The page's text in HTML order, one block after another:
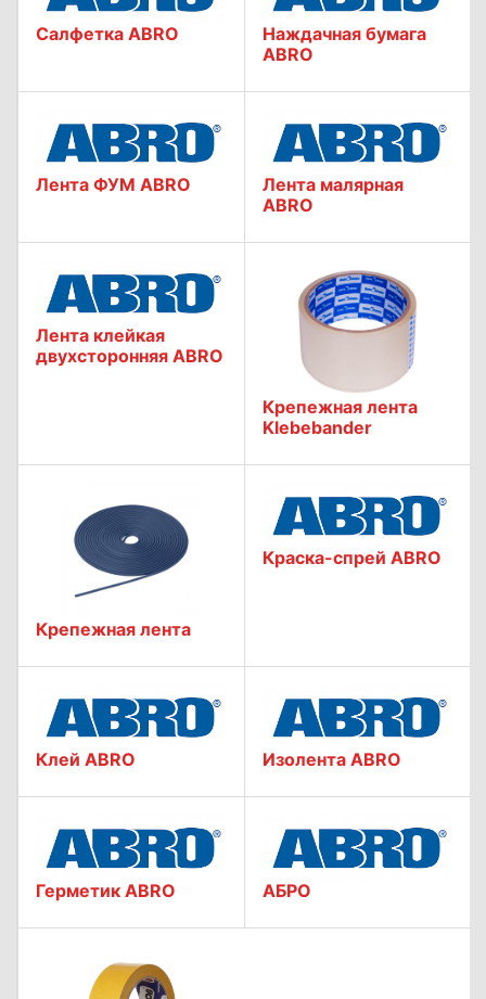
Салфетка ABRO
Наждачная бумага
ABRO
Лента ФУМ ABRO
Лента малярная
ABRO
Лента клейкая
двухсторонняя ABRO
Крепежная лента
Klebebander
Крепежная лента
Краска-спрей ABRO
Клей ABRO Изолента ABRO
Герметик ABRO АБРО